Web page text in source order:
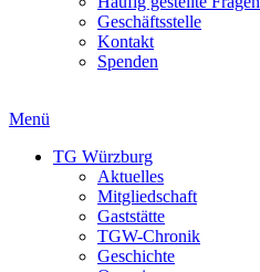
Geschäftsstelle
Kontakt
Spenden
Menü
TG Würzburg
Aktuelles
Mitgliedschaft
Gaststätte
TGW-Chronik
Geschichte